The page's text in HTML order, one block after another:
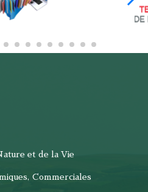
et de la Vie
Commerciales